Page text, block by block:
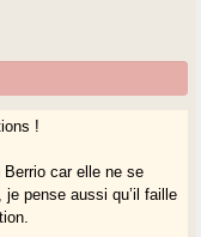
défrichée" (cf
le basque
mais il est
précédente + -be
!
Berrio car elle ne se
pense aussi qu’il faille